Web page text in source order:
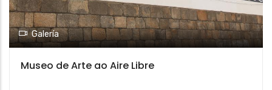
Galería
Museo de Arte ao Aire Libre